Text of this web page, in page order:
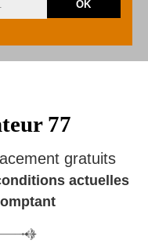
77
gratuits
actuelles